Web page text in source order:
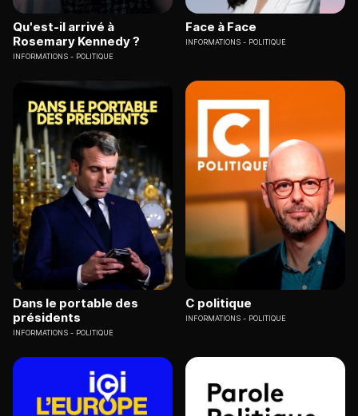
Qu'est-il arrivé à
Rosemary Kennedy ?
INFORMATIONS POLITIQUE
Face à Face
INFORMATIONS POLITIQUE
Dans le portable des
présidents
INFORMATIONS POLITIQUE
C politique
INFORMATIONS POLITIQUE